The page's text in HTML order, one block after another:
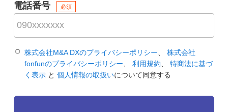
電話番号 必須
株式会社M&A DXのプライバシーポリシー
株式会社
fonfunのプライバシーポリシー
利用規約
特商法に基づ
く表示と 個人情報の取扱いについて同意する